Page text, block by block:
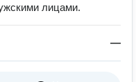
лицами.
—